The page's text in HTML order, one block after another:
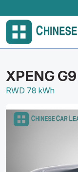
XPENG G9
RWD 78 kWh